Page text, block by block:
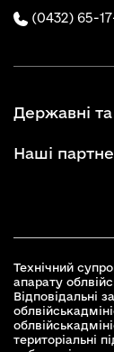
(0432) 65-
Державні та
Наші
Технічний
апарату
Відповідальні
територіальні